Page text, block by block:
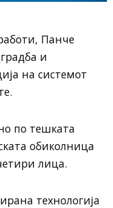
Панче
и
на системот
по тешката
обиколница
лица.
технологија